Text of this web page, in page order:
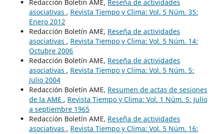
Redacción Boletín AME, Reseña de actividades
asociativas , Revista Tiempo y Clima: Vol. 5 Núm. 35:
Enero 2012
Redacción Boletín AME, Reseña de actividades
asociativas , Revista Tiempo y Clima: Vol. 5 Núm. 14:
Octubre 2006
Redacción Boletín AME, Reseña de actividades
asociativas , Revista Tiempo y Clima: Vol. 5 Núm. 5:
Julio 2004
Redacción Boletín AME, Resumen de actas de sesiones
de la AME , Revista Tiempo y Clima: Vol. 1 Núm. 5: Julio
a septiembre 1965
Redacción Boletín AME, Reseña de actividades
asociativas , Revista Tiempo y Clima: Vol. 5 Núm. 16: